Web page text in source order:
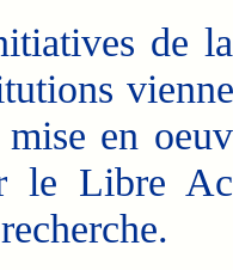
de
en
le Libre